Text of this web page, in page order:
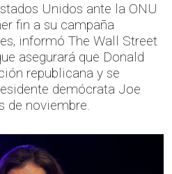
Unidos ante la ONU
fin a su campaña
informó The Wall Street
asegurará que Donald
republicana y se
demócrata Joe
de noviembre.